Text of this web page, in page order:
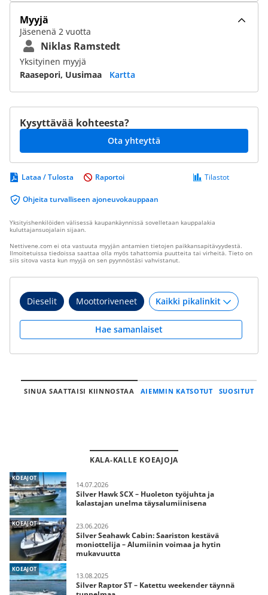
Myyjä
Jäsenenä 2 vuotta
Niklas Ramstedt
Yksityinen myyjä
Raasepori, Uusimaa
Kartta
Kysyttävää kohteesta?
Ota yhteyttä
Lataa / Tulosta
Ohjeita turvalliseen ajoneuvokauppaan
Tilastot
Raportoi
Yksityishenkilöiden välisessä kaupankäynnissä sovelletaan kauppalakia
kuluttajansuojalain sijaan.
Nettivene.com ei ota vastuuta myyjän antamien tietojen paikkansapitävyydestä.
Ilmoitetuissa tiedoissa saattaa olla myös tahattomia puutteita tai virheitä. Tieto on
siis sitova vasta kun myyjä on sen pyynnöstäsi vahvistanut.
Dieselit Moottoriveneet
Hae samanlaiset
SINUA SAATTAISI KIINNOSTAA AIEMMIN KATSOTUT SUOSITUT
KALA-KALLE KOEAJOJA
KOEAJOT
14.07.2026
Silver Hawk SCX – Huoleton työjuhta ja
kalastajan unelma täysalumiinisena
KOEAJOT 23.06.2026
Silver Seahawk Cabin: Saariston kestävä
moniottelija – Alumiinin voimaa ja hytin
mukavuutta
KOEAJOT
13.08.2025
Silver Raptor ST – Katettu weekender täynnä